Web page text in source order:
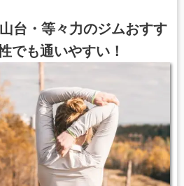
台・等々力のジムおすす
でも通いやすい！